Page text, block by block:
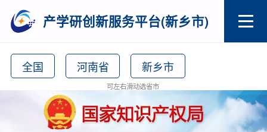
产学研创新服务平台(新乡市)
全国 河南省 新乡市
可左右滑动选省市